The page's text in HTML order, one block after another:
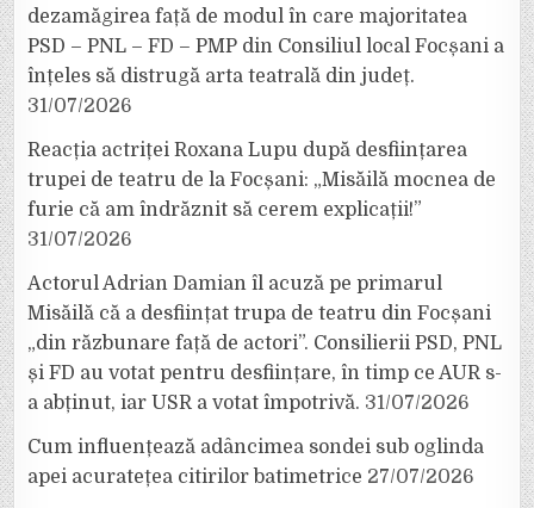
dezamăgirea față de modul în care majoritatea
PSD – PNL – FD – PMP din Consiliul local Focșani a
înțeles să distrugă arta teatrală din județ.
31/07/2026
Reacția actriței Roxana Lupu după desființarea
trupei de teatru de la Focșani: „Misăilă mocnea de
furie că am îndrăznit să cerem explicații!”
31/07/2026
Actorul Adrian Damian îl acuză pe primarul
Misăilă că a desființat trupa de teatru din Focșani
„din răzbunare față de actori”. Consilierii PSD, PNL
și FD au votat pentru desființare, în timp ce AUR s-
a abținut, iar USR a votat împotrivă. 31/07/2026
Cum influențează adâncimea sondei sub oglinda
apei acuratețea citirilor batimetrice 27/07/2026